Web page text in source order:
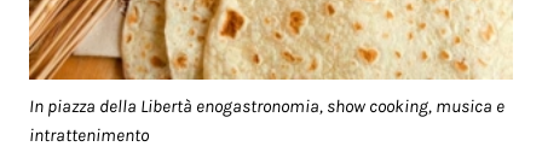
In piazza della Libertà enogastronomia, show cooking, musica e
intrattenimento